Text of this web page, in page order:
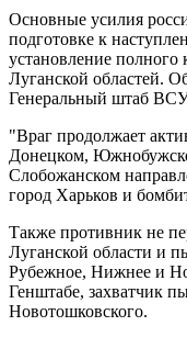
Основные усилия
подготовке к
установление полного
Луганской областей.
Генеральный штаб
"Враг продолжает
Донецком,
Слобожанском
город Харьков и
Также противник не
Луганской области и
Рубежное, Нижнее и
Генштабе, захватчик
Новотошковского.